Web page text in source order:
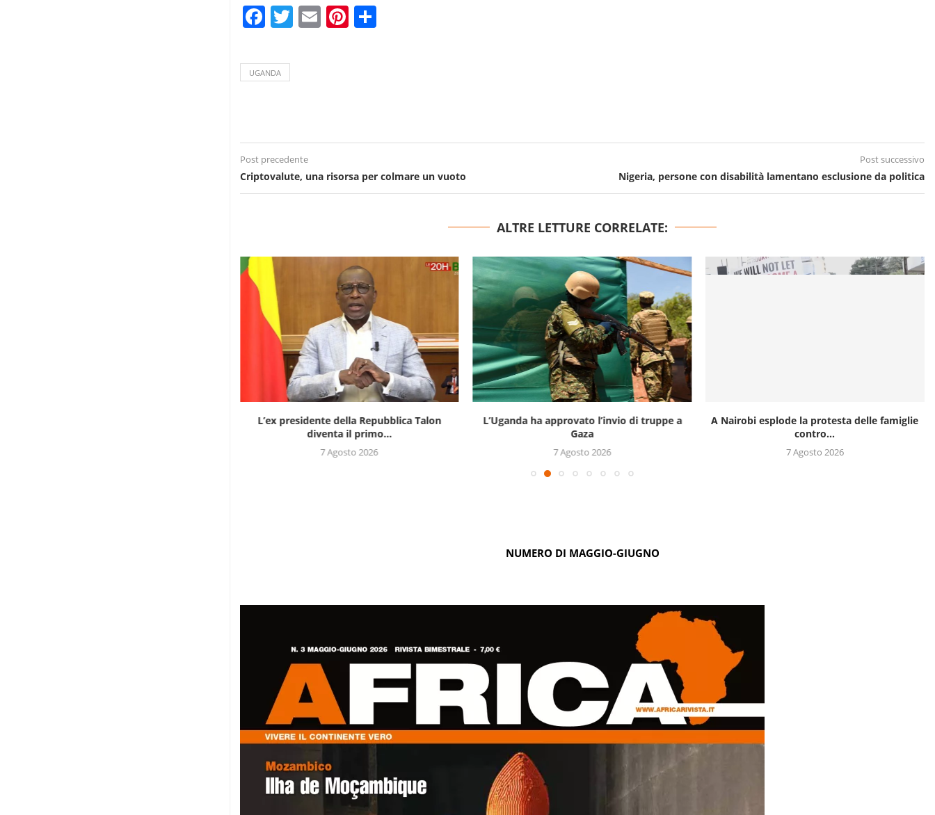
Facebook
Twitter
EmailPinterest
UGANDA
Post precedente
Criptovalute, una risorsa per colmare un vuoto
Post successivo
Nigeria, persone con disabilità lamentano esclusione da politica
ALTRE LETTURE CORRELATE:
L’ex presidente della Repubblica Talon
diventa il primo...
7 Agosto 2026
L’Uganda ha approvato l’invio di truppe a
Gaza
7 Agosto 2026
A Nairobi esplode la protesta delle famiglie
contro...
7 Agosto 2026
NUMERO DI MAGGIO-GIUGNO